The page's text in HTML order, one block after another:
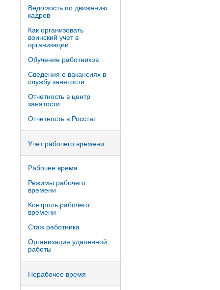
Ведомость по движению
кадров
Как организовать
воинский учет в
организации
Обучение работников
Сведения о вакансиях в
службу занятости
Отчетность в центр
занятости
Отчетность в Росстат
Учет рабочего времени
Рабочее время
Режимы рабочего
времени
Контроль рабочего
времени
Стаж работника
Организация удаленной
работы
Нерабочее время